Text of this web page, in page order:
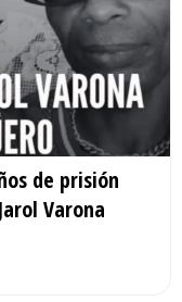
de prisión
Varona